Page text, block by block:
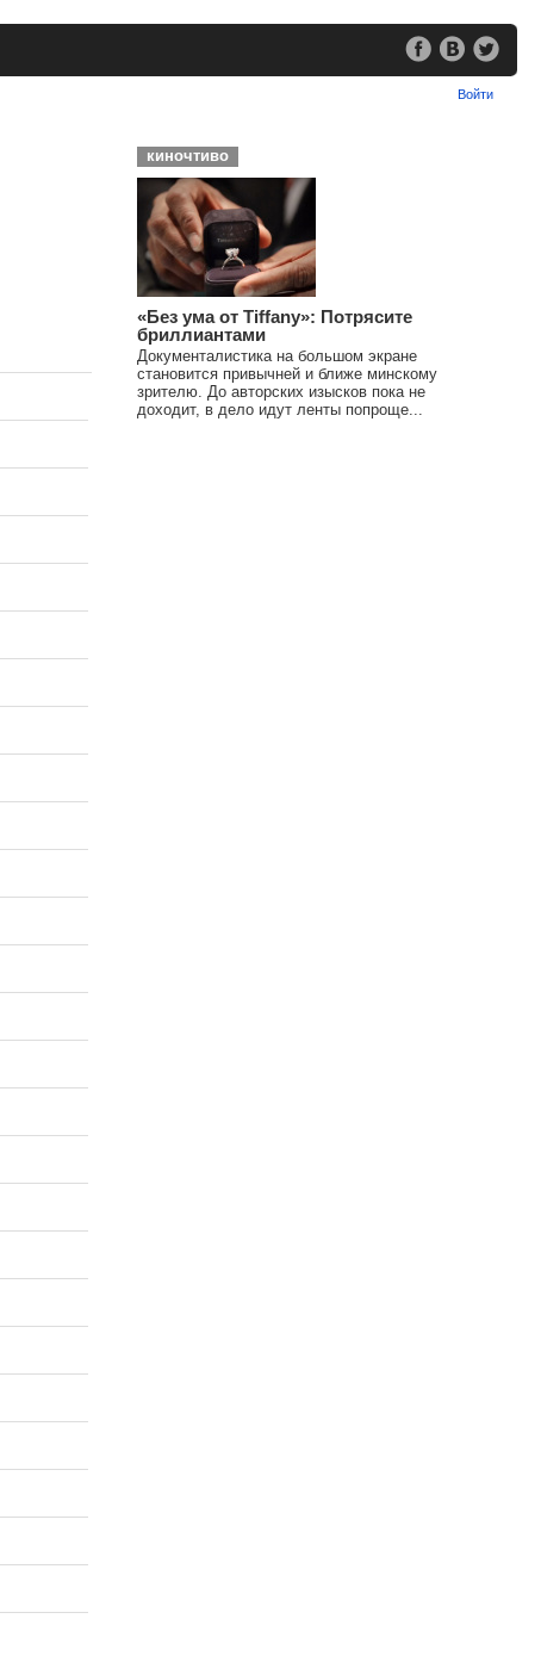
Войти
киночтиво
«Без ума от Tiffany»: Потрясите
бриллиантами
Документалистика на большом экране
становится привычней и ближе минскому
зрителю. До авторских изысков пока не
доходит, в дело идут ленты попроще...